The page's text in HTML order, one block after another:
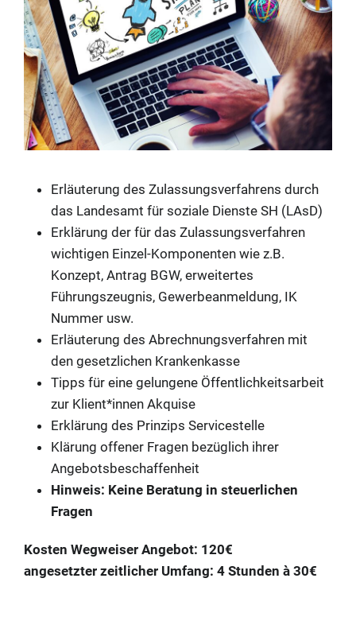
Erläuterung des Zulassungsverfahrens durch
das Landesamt für soziale Dienste SH (LAsD)
Erklärung der für das Zulassungsverfahren
wichtigen Einzel-Komponenten wie z.B.
Konzept, Antrag BGW, erweitertes
Führungszeugnis, Gewerbeanmeldung, IK
Nummer usw.
Erläuterung des Abrechnungsverfahren mit
den gesetzlichen Krankenkasse
Tipps für eine gelungene Öffentlichkeitsarbeit
zur Klient*innen Akquise
Erklärung des Prinzips Servicestelle
Klärung offener Fragen bezüglich ihrer
Angebotsbeschaffenheit
Hinweis: Keine Beratung in steuerlichen
Fragen
Kosten Wegweiser Angebot: 120€
angesetzter zeitlicher Umfang: 4 Stunden à 30€